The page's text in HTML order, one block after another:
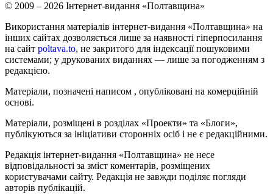
© 2009 – 2026 Інтернет-видання «Полтавщина»
Використання матеріалів інтернет-видання «Полтавщина» на
інших сайтах дозволяється лише за наявності гіперпосилання
на сайт poltava.to, не закритого для індексації пошуковими
системами; у друкованих виданнях — лише за погодженням з
редакцією.
Матеріали, позначені написом , опубліковані на комерційній
основі.
Матеріали, розміщені в розділах «Проекти» та «Блоги»,
публікуються за ініціативи сторонніх осіб і не є редакційними.
Редакція інтернет-видання «Полтавщина» не несе
відповідальності за зміст коментарів, розміщених
користувачами сайту. Редакція не завжди поділяє погляди
авторів публікацій.